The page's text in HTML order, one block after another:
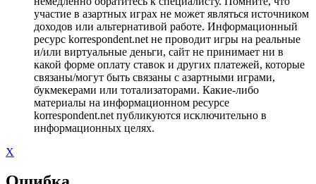
участие в азартных играх не может являться источником
доходов или альтернативой работе. Информационный
ресурс korrespondent.net не проводит игры на реальные
и/или виртуальные деньги, сайт не принимает ни в
какой форме оплату ставок и других платежей, которые
связаны/могут быть связаны с азартными играми,
букмекерами или тотализаторами. Какие-либо
материалы на информационном ресурсе
korrespondent.net публикуются исключительно в
информационных целях.
X